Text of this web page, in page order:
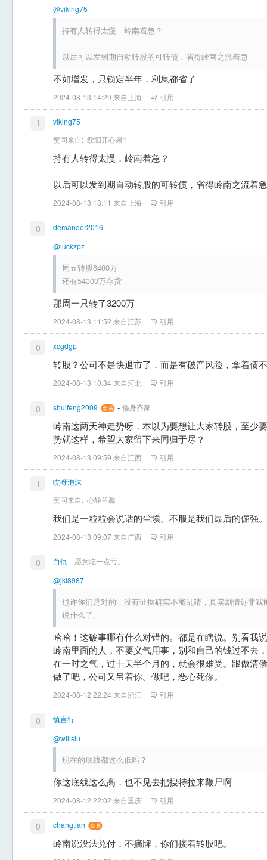
@viking75
持有人转得太慢，岭南着急？
以后可以发到期自动转股的可转债，省得岭南之流着急
不如增发，只锁定半年，利息都省了
2024-08-13 14:29 来自上海 引用
1
viking75
赞同来自: 欧阳开心果1
持有人转得太慢，岭南着急？
以后可以发到期自动转股的可转债，省得岭南之流着急
2024-08-13 13:11 来自上海 引用
0
demander2016
@luckzpz
周五转股6400万
还有54300万存货
那周一只转了3200万
2024-08-13 11:52 来自江苏 引用
0 xcgdgp
转股？公司不是快退市了，而是有破产风险，拿着债
2024-08-13 10:34 来自河北 引用
0 shuifeng2009 - 修身齐家
岭南这两天神走势呀，本以为要想让大家转股，至少
势就这样，希望大家留下来同归于尽？
2024-08-13 09:59 来自江西 引用
1
哎呀泡沫
赞同来自: 心静兰馨
我们是一粒粒会说话的尘埃。不服是我们最后的倔强。
2024-08-13 09:07 来自广西 引用
0 白仇 - 愿意吃一点亏。
@jkl8987
也许你们是对的，没有证据确实不能乱猜，真实剧情远非
说什么了。
哈哈！这破事哪有什么对错的。都是在瞎说。别看我
岭南里面的人，不要义气用事，别和自己的钱过不去
在一时之气，过十天半个月的，就会很难受。跟做清
做了吧，公司又吊着你。做吧，恶心死你。
2024-08-12 22:24 来自浙江 引用
0
慎言行
@willslu
现在的底线都这么低吗？
你这底线这么高，也不见去把搜特拉来鞭尸啊
2024-08-12 22:02 来自重庆 引用
0 changtian
岭南说没法兑付，不摘牌，你们接着转股吧。